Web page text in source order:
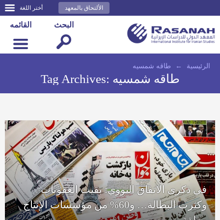
أختر اللغة الألتحاق بالمعهد
القائمه البحث
الرئيسية ← طاقه شمسيه
Tag Archives: طاقه شمسيه
في ذكرى الاتفاق النووي: بقيت العقوبات
وكثرت البطالة… و60% من مؤسسات الإنتاج